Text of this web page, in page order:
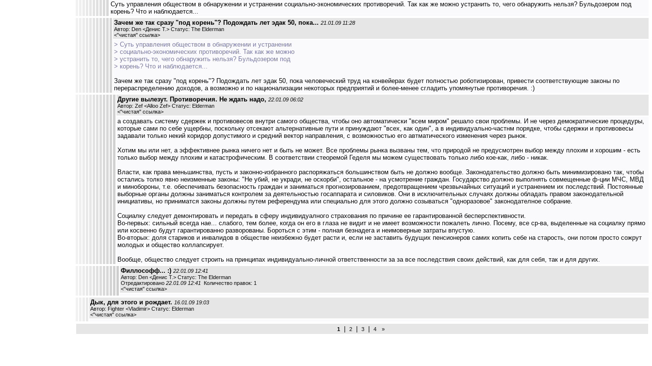
Суть управления обществом в обнаружении и устранении социально-экономических противоречий. Так как же можно устранить то, чего обнаружить нельзя? Бульдозером под
корень? Что и наблюдается...
Зачем же так сразу "под корень"? Подождать лет эдак 50, пока... 21.01.09 11:28
Автор: Den <Денис Т.> Статус: The Elderman
<"чистая" ссылка>
> Суть управления обществом в обнаружении и устранении
> социально-экономических противоречий. Так как же можно
> устранить то, чего обнаружить нельзя? Бульдозером под
> корень? Что и наблюдается...
Зачем же так сразу "под корень"? Подождать лет эдак 50, пока человеческий труд на конвейерах будет полностью роботизирован, привести соответствующие законы по
перераспределению доходов, а возможно и по национализации некоторых предприятий и более-менее сгладить упомянутые противоречия. :)
Другие вылезут. Противоречия. Не ждать надо, 22.01.09 06:02
Автор: Zef <Alloo Zef> Статус: Elderman
<"чистая" ссылка>
а создавать систему сдержек и противовесов внутри самого общества, чтобы оно автоматически "всем миром" решало свои проблемы. И не через демократические процедуры,
которые сами по себе ущербны, поскольку отсекают альтернативные пути и принуждают "всех, как один", а в индивидуально-частнм порядке, чтобы сдержки и противовесы
задавали только некий коридор допустимого и средний вектор направления, с возможностью его автматического изменения через рынок.
Хотим мы или нет, а эффективнее рынка ничего нет и быть не может. Все проблемы рынка вызваны тем, что природой не предусмотрен выбор между плохим и хорошим - есть
только выбор между плохим и катастрофическим. В соответствии стеоремой Геделя мы можем существовать только либо кое-как, либо - никак.
Власти, как права меньшинства, пусть и законно-избранного распоряжаться большинством быть не должно вообще. Законодательство должно быть минимизировано так, чтобы
остались толко явно неизменные законы: "Не убий, не укради, не оскорби", остальное - на усмотрение граждан. Государство должно выполнять совмещенные ф-ции МЧС, МВД
и минобороны, т.е. обеспечивать безопасность граждан и заниматься прогнозированием, предотвращением чрезвычайных ситуаций и устранением их последствий. Постоянные
выборные органы должны заниматься контролем за деятельностью госаппарата и силовиков. Они в исключительных случаях должны обладать правом законодательной
инициативы, но приниматся законы должны путем референдума или специально для этого должно созываться "одноразовое" законодателное собрание.
Социалку следует демонтировать и передать в сферу индивидуалного страхования по причине ее гарантированной бесперспективности.
Во-первых: сильный всегда нае... слабого, тем более, когда он его в глаза не видит и не имеет возможности пожалеть лично. Посему, все ср-ва, выделенные на социалку прямо
или косвенно будут гарантированно разворованы. Бороться с этим - полная безнадега и неимоверные затраты впустую.
Во-вторых: доля стариков и инвалидов в обществе неизбежно будет расти и, если не заставить будущих пенсионеров самих копить себе на старость, они потом просто сожрут
молодых и общество коллапсирует.
Вообще, общество следует строить на принципах индивидуально-личной ответственности за за все последствия своих действий, как для себя, так и для других.
Филлософф... :) 22.01.09 12:41
Автор: Den <Денис Т.> Статус: The Elderman
Отредактировано 22.01.09 12:41 Количество правок: 1
<"чистая" ссылка>
Дык, для этого и рождает. 16.01.09 19:03
Автор: Fighter <Vladimir> Статус: Elderman
<"чистая" ссылка>
1| 2| 3| 4 »